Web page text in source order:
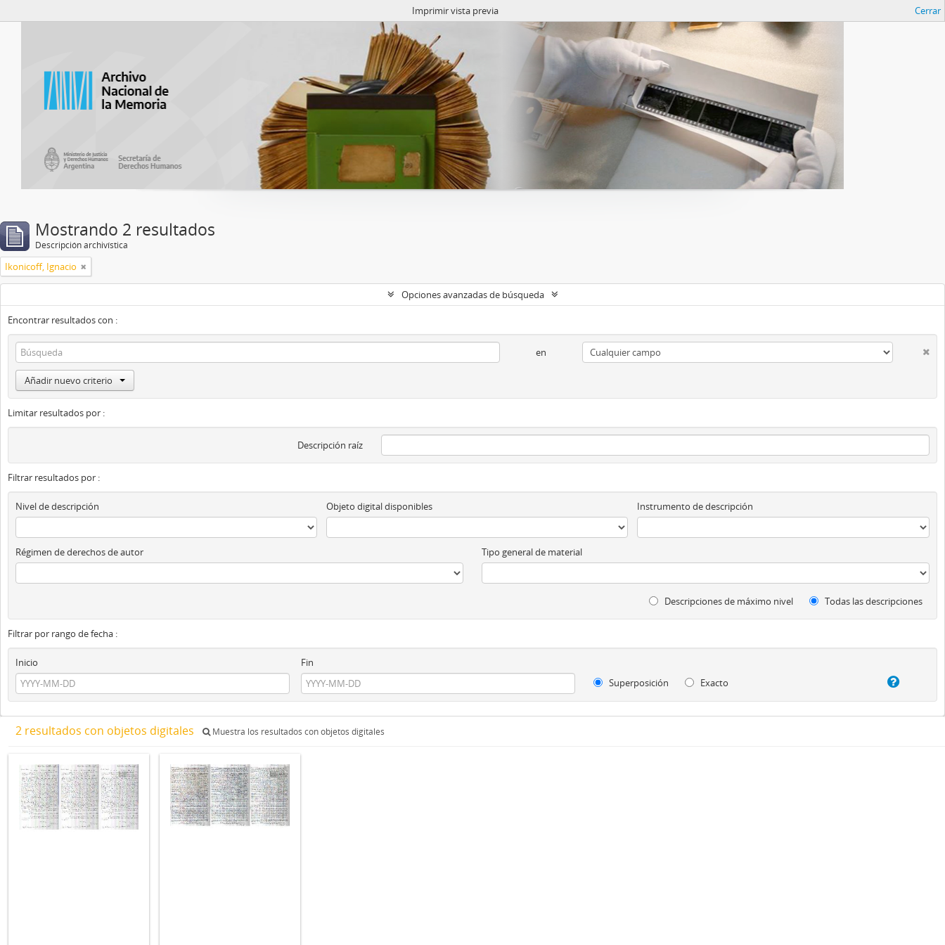
Imprimir vista previa Cerrar
Mostrando 2 resultados
Descripción archivística
Ikonicoff, Ignacio
Opciones avanzadas de búsqueda
Encontrar resultados con :
en
Añadir nuevo criterio
Limitar resultados por :
Descripción raíz
Filtrar resultados por :
Nivel de descripción Objeto digital disponibles Instrumento de descripción
Régimen de derechos de autor Tipo general de material
Descripciones de máximo nivel Todas las descripciones
Filtrar por rango de fecha :
Inicio
Fin
Superposición
Exacto
2 resultados con objetos digitales Muestra los resultados con objetos digitales